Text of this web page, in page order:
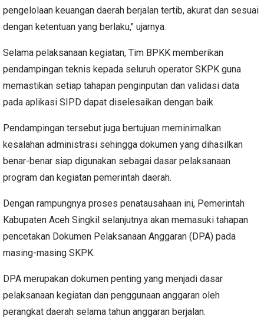
pengelolaan keuangan daerah berjalan tertib, akurat dan sesuai
dengan ketentuan yang berlaku," ujarnya.
Selama pelaksanaan kegiatan, Tim BPKK memberikan
pendampingan teknis kepada seluruh operator SKPK guna
memastikan setiap tahapan penginputan dan validasi data
pada aplikasi SIPD dapat diselesaikan dengan baik.
Pendampingan tersebut juga bertujuan meminimalkan
kesalahan administrasi sehingga dokumen yang dihasilkan
benar-benar siap digunakan sebagai dasar pelaksanaan
program dan kegiatan pemerintah daerah.
Dengan rampungnya proses penatausahaan ini, Pemerintah
Kabupaten Aceh Singkil selanjutnya akan memasuki tahapan
pencetakan Dokumen Pelaksanaan Anggaran (DPA) pada
masing-masing SKPK.
DPA merupakan dokumen penting yang menjadi dasar
pelaksanaan kegiatan dan penggunaan anggaran oleh
perangkat daerah selama tahun anggaran berjalan.